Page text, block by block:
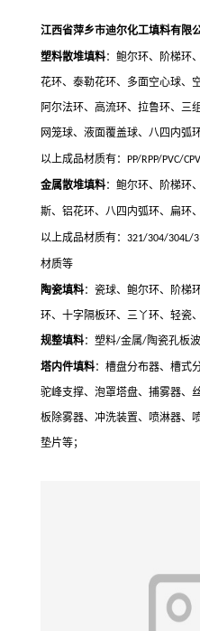
江西省萍乡市迪尔化工填料有限
塑料散堆填料：鲍尔环、阶梯环
花环、泰勒花环、多面空心球、
阿尔法环、高流环、拉鲁环、三
网笼球、液面覆盖球、八四内弧
以上成品材质有： PP/RPP/PVC/
金属散堆填料：鲍尔环、阶梯环
斯、铝花环、八四内弧环、扁环
以上成品材质有： 321/304/304L/
材质等
陶瓷填料：瓷球、鲍尔环、阶梯
环、十字隔板环、三丫环、轻瓷
规整填料：塑料/金属/ 陶瓷孔板
塔内件填料：槽盘分布器、槽式
驼峰支撑、泡罩塔盘、捕雾器、
板除雾器、冲洗装置、喷淋器、
垫片等；